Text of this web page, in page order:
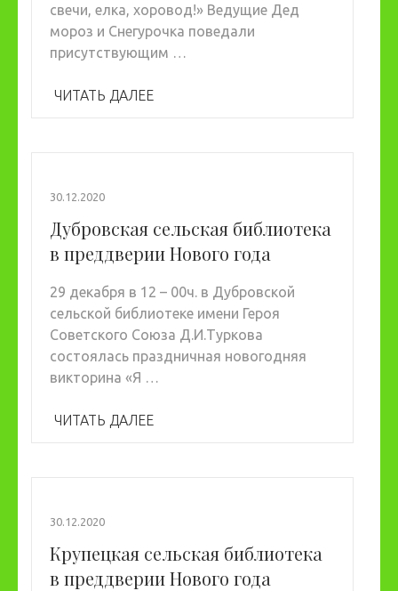
свечи, елка, хоровод!» Ведущие Дед
мороз и Снегурочка поведали
присутствующим …
ЧИТАТЬ ДАЛЕЕ
30.12.2020
Дубровская сельская библиотека
в преддверии Нового года
29 декабря в 12 – 00ч. в Дубровской
сельской библиотеке имени Героя
Советского Союза Д.И.Туркова
состоялась праздничная новогодняя
викторина «Я …
ЧИТАТЬ ДАЛЕЕ
30.12.2020
Крупецкая сельская библиотека
в преддверии Нового года